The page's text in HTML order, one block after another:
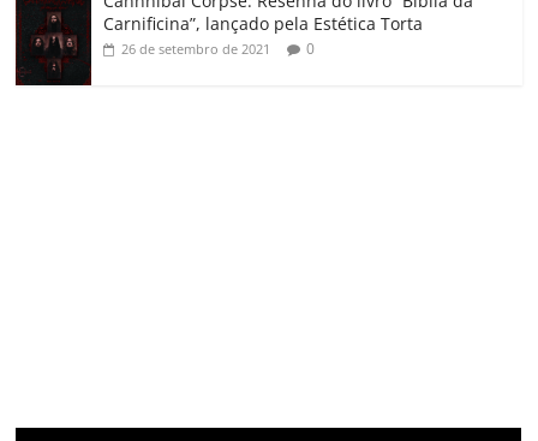
Carnificina”, lançado pela Estética Torta
26 de setembro de 2021 0